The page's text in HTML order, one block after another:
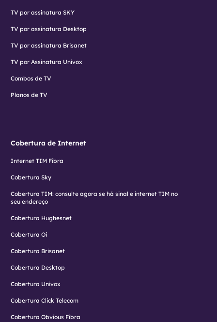
TV por assinatura SKY
TV por assinatura Desktop
TV por assinatura Brisanet
TV por Assinatura Univox
Combos de TV
Planos de TV
Cobertura de Internet
Internet TIM Fibra
Cobertura Sky
Cobertura TIM: consulte agora se há sinal e internet TIM no
seu endereço
Cobertura Hughesnet
Cobertura Oi
Cobertura Brisanet
Cobertura Desktop
Cobertura Univox
Cobertura Click Telecom
Cobertura Obvious Fibra